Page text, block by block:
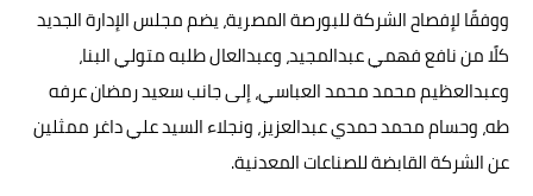
ووفقًا لإفصاح الشركة للبورصة المصرية، يضم مجلس الإدارة الجديد
كلًا من نافع فهمي عبدالمجيد، وعبدالعال طلبه متولي البنا،
وعبدالعظيم محمد محمد العباسي، إلى جانب سعيد رمضان عرفه
طه، وحسام محمد حمدي عبدالعزيز، ونجلاء السيد علي داغر ممثلين
عن الشركة القابضة للصناعات المعدنية.